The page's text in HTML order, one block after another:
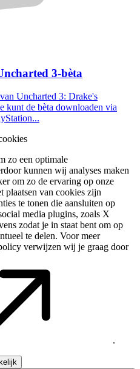
3-bèta
Uncharted 3: Drake's
kunt de bèta downloaden via
zo een optimale
kunnen wij analyses maken
om zo de ervaring op onze
plaatsen van cookies zijn
te tonen die aansluiten op
media plugins, zoals X
zodat je in staat bent om op
te delen. Voor meer
verwijzen wij je graag door
.